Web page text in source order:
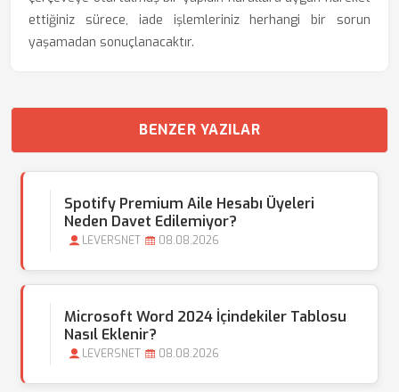
ettiğiniz sürece, iade işlemleriniz herhangi bir sorun
yaşamadan sonuçlanacaktır.
BENZER YAZILAR
Spotify Premium Aile Hesabı Üyeleri
Neden Davet Edilemiyor?
LEVERSNET 08.08.2026
Microsoft Word 2024 İçindekiler Tablosu
Nasıl Eklenir?
LEVERSNET 08.08.2026